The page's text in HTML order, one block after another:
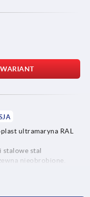
ultramaryna RAL
stalowe stal
nieobrobione.